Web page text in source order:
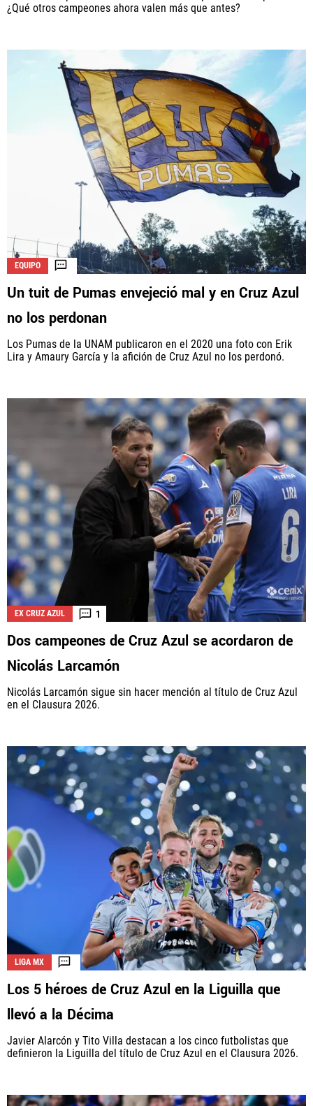
¿Qué otros campeones ahora valen más que antes?
EQUIPO
Un tuit de Pumas envejeció mal y en Cruz Azul
no los perdonan
Los Pumas de la UNAM publicaron en el 2020 una foto con Erik
Lira y Amaury García y la afición de Cruz Azul no los perdonó.
EX CRUZ AZUL 1
Dos campeones de Cruz Azul se acordaron de
Nicolás Larcamón
Nicolás Larcamón sigue sin hacer mención al título de Cruz Azul
en el Clausura 2026.
LIGA MX
Los 5 héroes de Cruz Azul en la Liguilla que
llevó a la Décima
Javier Alarcón y Tito Villa destacan a los cinco futbolistas que
definieron la Liguilla del título de Cruz Azul en el Clausura 2026.